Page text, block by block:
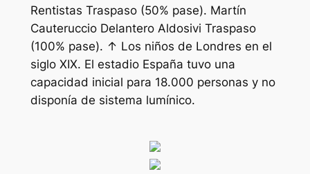
Rentistas Traspaso (50% pase). Martín
Cauteruccio Delantero Aldosivi Traspaso
(100% pase). ↑ Los niños de Londres en el
siglo XIX. El estadio España tuvo una
capacidad inicial para 18.000 personas y no
disponía de sistema lumínico.